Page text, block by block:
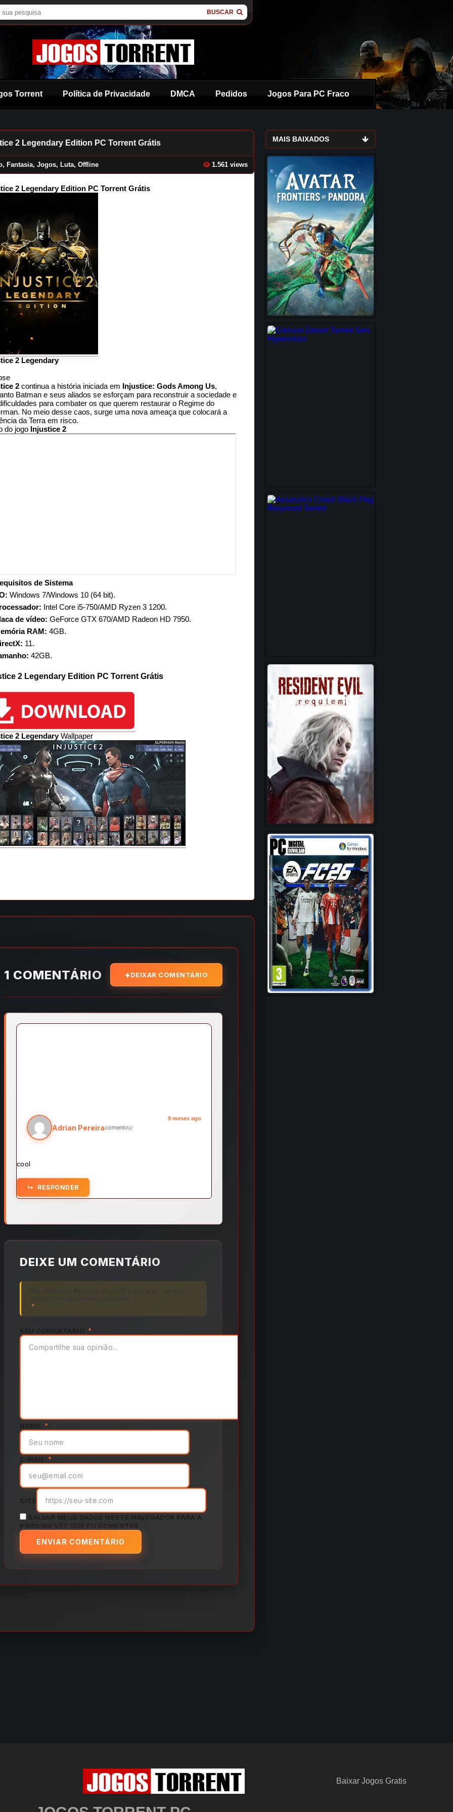
BUSCAR
Torrent Política de Privacidade DMCA Pedidos Jogos Para PC Fraco
2 Legendary Edition PC Torrent Grátis
, Fantasia, Jogos, Luta, Offline 1.561 views
2 Legendary Edition PC Torrent Grátis
2 Legendary
2 continua a história iniciada em Injustice: Gods Among Us,
Batman e seus aliados se esforçam para reconstruir a sociedade e
para combater os que querem restaurar o Regime do
No meio desse caos, surge uma nova ameaça que colocará a
da Terra em risco.
do jogo Injustice 2
de Sistema
Windows 7/Windows 10 (64 bit).
Intel Core i5-750/AMD Ryzen 3 1200.
de vídeo: GeForce GTX 670/AMD Radeon HD 7950.
RAM: 4GB.
11.
42GB.
2 Legendary Edition PC Torrent Grátis
2 LegendaryWallpaper
1 COMENTÁRIO DEIXAR COMENTÁRIO
Adrian Pereiracomentou:
9 meses ago
cool
RESPONDER
DEIXE UM COMENTÁRIO
*
SEU COMENTÁRIO *
NOME *
E-MAIL *
SITE
SALVAR MEUS DADOS NESTE NAVEGADOR PARA A
PRÓXIMA VEZ QUE EU COMENTAR.
MAIS BAIXADOS
Baixar Jogos Gratis